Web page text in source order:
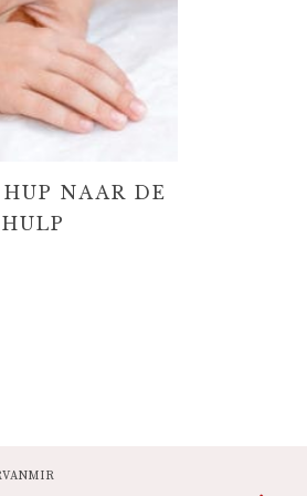
NAAR DE